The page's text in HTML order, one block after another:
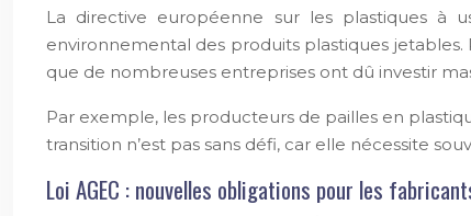
La directive européenne sur les plastiques à
environnemental des produits plastiques
que de nombreuses entreprises ont dû investir
Par exemple, les producteurs de pailles en
transition n’est pas sans défi, car elle nécessite
Loi AGEC : nouvelles obligations pour les